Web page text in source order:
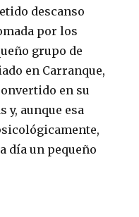
descanso
por los
grupo de
en Carranque,
en su
y, aunque esa
día un pequeño